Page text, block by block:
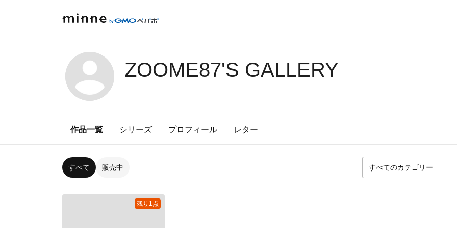
ZOOME87'S GALLERY
作品一覧 シリーズ プロフィール レター
すべて 販売中
残り1点